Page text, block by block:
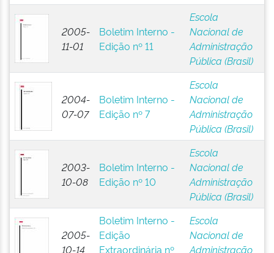
2005-
11-01
Boletim Interno -
Edição nº 11
Escola
Nacional de
Administração
Pública (Brasil)
2004-
07-07
Boletim Interno -
Edição nº 7
Escola
Nacional de
Administração
Pública (Brasil)
2003-
10-08
Boletim Interno -
Edição nº 10
Escola
Nacional de
Administração
Pública (Brasil)
2005-
10-14
Boletim Interno -
Edição
Extraordinária nº
Escola
Nacional de
Administração